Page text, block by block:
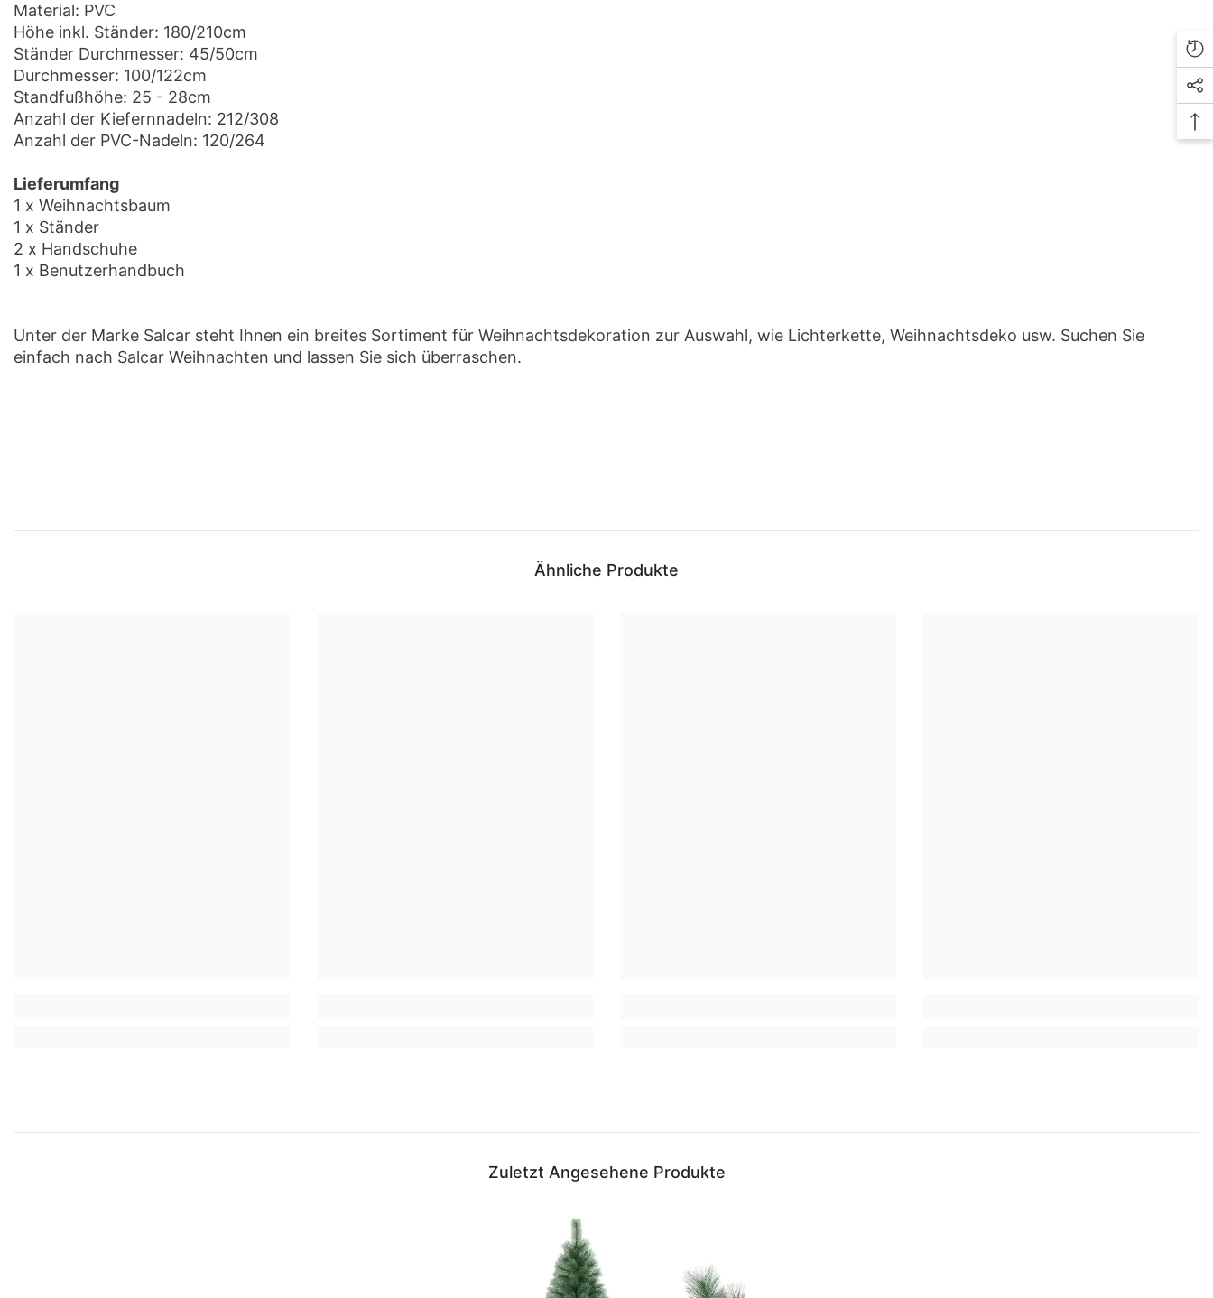
Material: PVC
Höhe inkl. Ständer: 180/210cm
Ständer Durchmesser: 45/50cm
Durchmesser: 100/122cm
Standfußhöhe: 25 - 28cm
Anzahl der Kiefernnadeln: 212/308
Anzahl der PVC-Nadeln: 120/264
Lieferumfang
1 x Weihnachtsbaum
1 x Ständer
2 x Handschuhe
1 x Benutzerhandbuch
Unter der Marke Salcar steht Ihnen ein breites Sortiment für Weihnachtsdekoration zur Auswahl, wie Lichterkette, Weihnachtsdeko usw. Suchen Sie
einfach nach Salcar Weihnachten und lassen Sie sich überraschen.
Ähnliche Produkte
Zuletzt Angesehene Produkte